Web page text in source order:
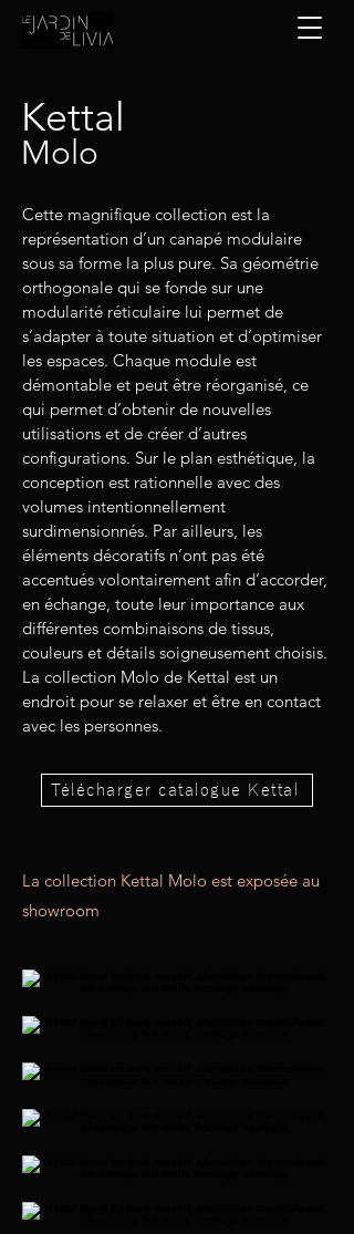
Kettal
Molo
Cette magnifique collection est la
représentation d’un canapé modulaire
sous sa forme la plus pure. Sa géométrie
orthogonale qui se fonde sur une
modularité réticulaire lui permet de
s’adapter à toute situation et d’optimiser
les espaces. Chaque module est
démontable et peut être réorganisé, ce
qui permet d’obtenir de nouvelles
utilisations et de créer d’autres
configurations. Sur le plan esthétique, la
conception est rationnelle avec des
volumes intentionnellement
surdimensionnés. Par ailleurs, les
éléments décoratifs n’ont pas été
accentués volontairement afin d’accorder,
en échange, toute leur importance aux
différentes combinaisons de tissus,
couleurs et détails soigneusement choisis.
La collection Molo de Kettal est un
endroit pour se relaxer et être en contact
avec les personnes.
Télécharger catalogue Kettal
La collection Kettal Molo est exposée au
showroom